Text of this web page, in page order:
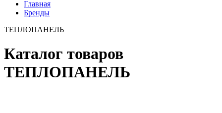
Главная
Бренды
ТЕПЛОПАНЕЛЬ
Каталог товаров
ТЕПЛОПАНЕЛЬ